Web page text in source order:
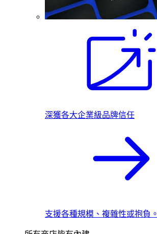
深獲各大企業級品牌信任
支援各種規模、複雜性或抱負。